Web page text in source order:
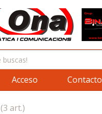
Acceso Contacto
(3 art.)